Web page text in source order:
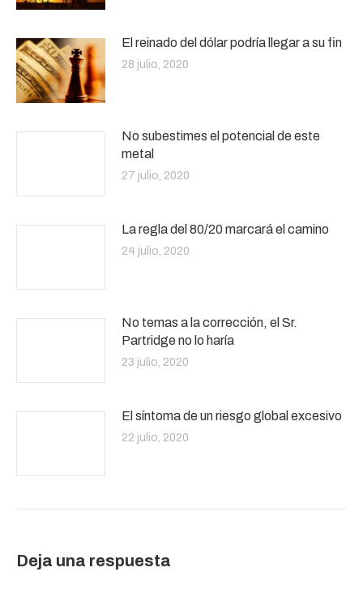
El reinado del dólar podría llegar a su fin
28 julio, 2020
No subestimes el potencial de este
metal
27 julio, 2020
La regla del 80/20 marcará el camino
24 julio, 2020
No temas a la corrección, el Sr.
Partridge no lo haría
23 julio, 2020
El síntoma de un riesgo global excesivo
22 julio, 2020
Deja una respuesta